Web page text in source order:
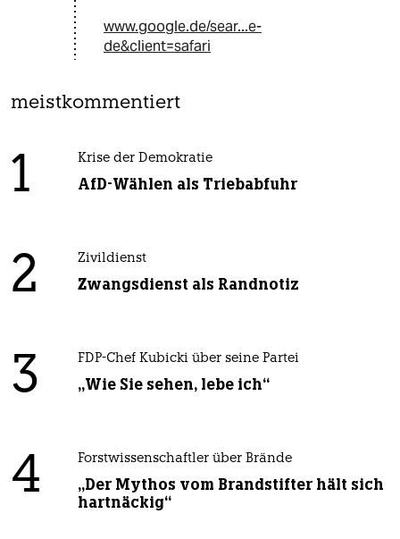
www.google.de/sear...e-
de&client=safari
meistkommentiert
1 Krise der Demokratie
AfD-Wählen als Triebabfuhr
2 Zivildienst
Zwangsdienst als Randnotiz
3 FDP-Chef Kubicki über seine Partei
„Wie Sie sehen, lebe ich“
4 Forstwissenschaftler über Brände
„Der Mythos vom Brandstifter hält sich
hartnäckig“